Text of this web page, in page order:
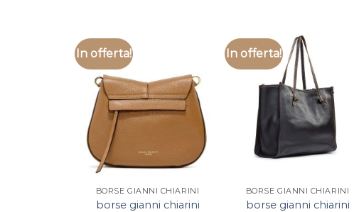
In offerta!
BORSE GIANNI CHIARINI
borse gianni chiarini
In offerta!
BORSE GIANNI CHIARINI
borse gianni chiarini